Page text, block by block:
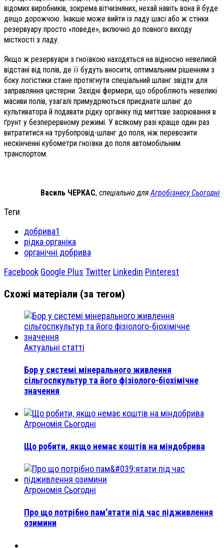
відомих виробників, зокрема вітчизняних, нехай навіть вона й буде
дещо дорожчою. Інакше може вийти із ладу шасі або ж стінки
резервуару просто «поведе», включно до повного виходу
місткості з ладу.
Якщо ж резервуари з гноївкою находяться на відносно невеликій
відстані від полів, де її будуть вносити, оптимальним рішенням з
боку логістики стане протягнути спеціальний шланг звідти для
заправляння цистерни. Західні фермери, що обробляють невеликі
масиви полів, узагалі примудряються приєднати шланг до
культиватора й подавати рідку органіку під миттєве заорювання в
ґрунт у безперервному режимі. У всякому разі краще один раз
витратитися на трубопровід-шланг до поля, ніж перевозити
нескінченні кубометри гноївки до поля автомобільним
транспортом.
Василь ЧЕРКАС, спеціально дляАгробізнесу Сьогодні
Теги
добрива1
рідка органіка
органічні добрива
Facebook Google Plus Twitter Linkedin Pinterest
Схожі матеріали (за тегом)
Актуальні статті
Бор у системі мінерального живлення
сільгоспкультур та його фізіолого-біохімічне
значення
Агрономія Сьогодні
Що робити, якщо немає коштів на міндобрива
Агрономія Сьогодні
Про що потрібно пам'ятати під час підживлення
озимини